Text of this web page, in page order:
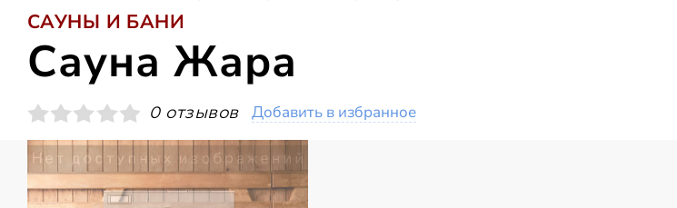
САУНЫ И БАНИ
Сауна Жара
0 отзывов Добавить в избранное